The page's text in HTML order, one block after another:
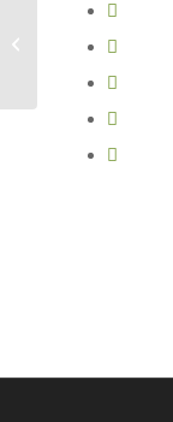
Menschenschule